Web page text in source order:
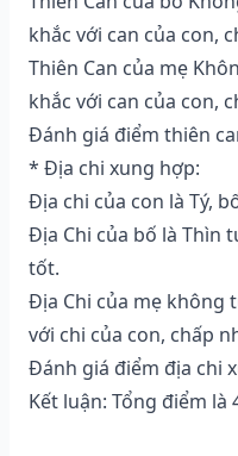
khắc với can của con,
Thiên Can của mẹ
khắc với can của con,
Đánh giá điểm thiên
* Địa chi xung hợp:
Địa chi của con là Tý,
Địa Chi của bố là Thìn
tốt.
Địa Chi của mẹ không
với chi của con, chấp
Đánh giá điểm địa chi
Kết luận: Tổng điểm là